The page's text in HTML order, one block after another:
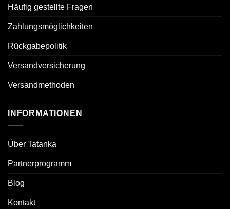
Häufig gestellte Fragen
Zahlungsmöglichkeiten
Rückgabepolitik
Versandversicherung
Versandmethoden
INFORMATIONEN
Über Tatanka
Partnerprogramm
Blog
Kontakt